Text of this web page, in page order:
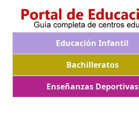
Educación Infantil
Bachilleratos
Enseñanzas Deportivas